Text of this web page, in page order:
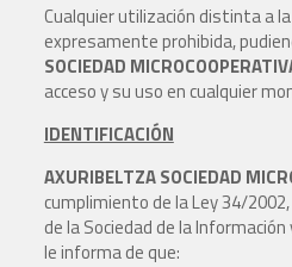
Cualquier utilización distinta a
expresamente prohibida,
SOCIEDAD
acceso y su uso en cualquier
IDENTIFICACIÓN
AXURIBELTZA SOCIEDAD
cumplimiento de la Ley 34/
de la Sociedad de la
le informa de que: